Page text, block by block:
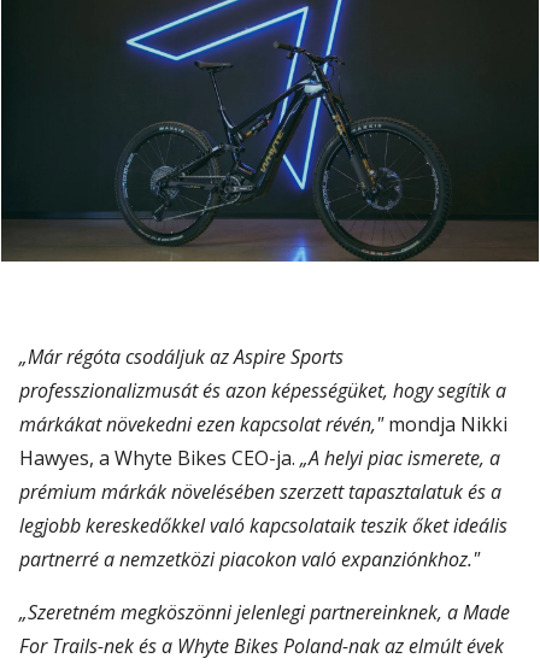
„Már régóta csodáljuk az Aspire Sports
professzionalizmusát és azon képességüket, hogy segítik a
márkákat növekedni ezen kapcsolat révén,"mondja Nikki
Hawyes, a Whyte Bikes CEO-ja. „A helyi piac ismerete, a
prémium márkák növelésében szerzett tapasztalatuk és a
legjobb kereskedőkkel való kapcsolataik teszik őket ideális
partnerré a nemzetközi piacokon való expanziónkhoz."
„Szeretném megköszönni jelenlegi partnereinknek, a Made
For Trails-nek és a Whyte Bikes Poland-nak az elmúlt évek